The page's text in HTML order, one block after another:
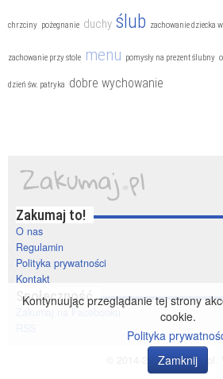
chrzciny pożegnanie duchy ślub zachowanie dziecka
zachowanie przy stole menu pomysły na prezent ślubny
dzień św. patryka dobre wychowanie
Zakumaj to!
O nas
Regulamin
Polityka prywatności
Kontakt
Społeczność
Zakumaj na Facebooku
© 2014-2020 zakumaj.pl.
Kontynuując przeglądanie tej strony
cookie.
Polityka
Zamknij